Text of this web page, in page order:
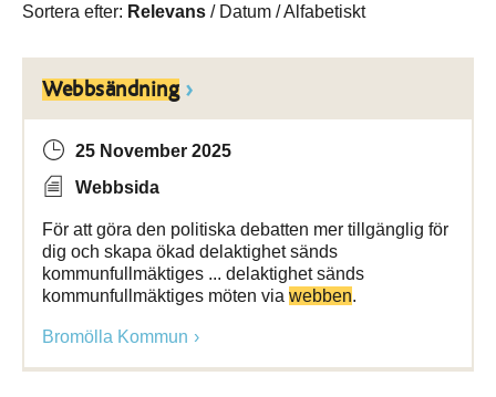
Sortera efter: Relevans / Datum /Alfabetiskt
Webbsändning
25 November 2025
Webbsida
För att göra den politiska debatten mer tillgänglig för
dig och skapa ökad delaktighet sänds
kommunfullmäktiges ... delaktighet sänds
kommunfullmäktiges möten via webben.
Bromölla Kommun